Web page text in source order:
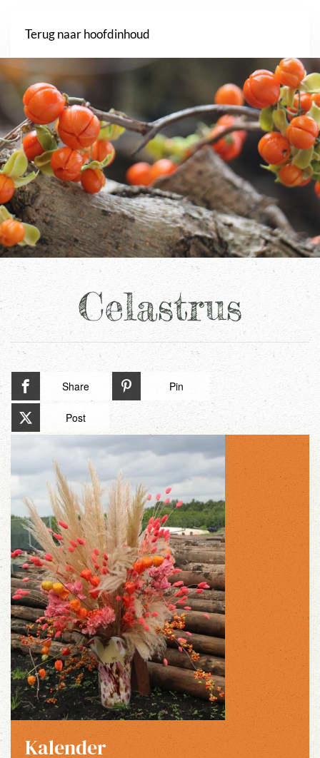
Terug naar hoofdinhoud
Celastrus
Share Pin
Post
Kalender